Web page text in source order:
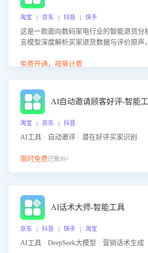
淘宝 | 京东 | 抖音 | 快手
这是一款面向数码家电行业的智能退货分
言模型深度解析买家退货数据与评价原声
改进建议，通过挖掘用户痛点驱动产品迭
免费开通，按量计费
AI自动邀请顾客好评-智能
淘宝 | 京东 | 抖音
AI工具 · 自动邀评 · 潜在好评买家识别
限时免费已售99+
AI话术大师-智能工具
京东 | 抖音 | 快手 | 淘宝
AI工具 · DeepSeek大模型 · 营销话术生成